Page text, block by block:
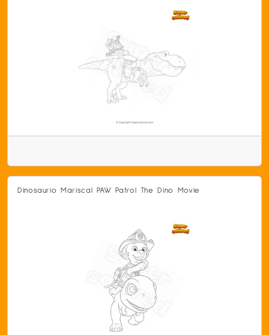
Dinosaurio Mariscal PAW Patrol The Dino Movie